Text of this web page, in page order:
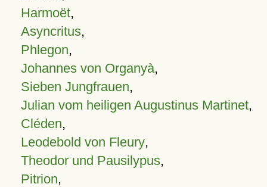
Harmoët,
Asyncritus,
Phlegon,
Johannes von Organyà,
Sieben Jungfrauen,
Julian vom heiligen Augustinus Martinet,
Cléden,
Leodebold von Fleury,
Theodor und Pausilypus,
Pitrion,